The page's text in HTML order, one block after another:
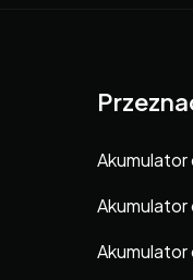
Akumulator
Akumulator
Akumulator